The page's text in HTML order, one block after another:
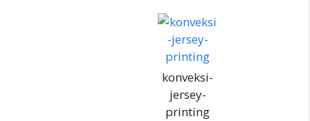
konveksi-
jersey-
printing